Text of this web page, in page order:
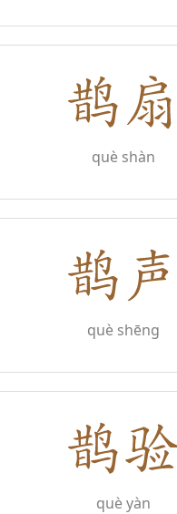
què shàn
què shēng
què yàn